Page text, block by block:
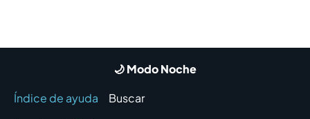
🌙 Modo Noche
Índice de ayuda
Buscar